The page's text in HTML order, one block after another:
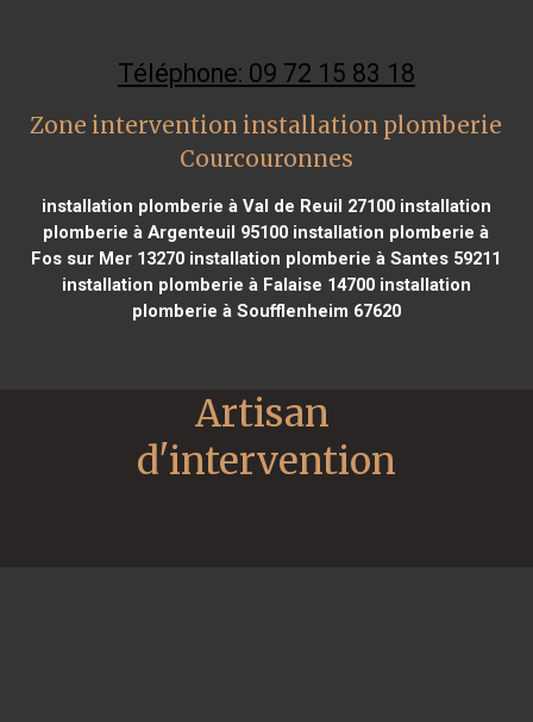
Téléphone: 09 72 15 83 18
Zone intervention installation plomberie
Courcouronnes
installation plomberie à Val de Reuil 27100installation
plomberie à Argenteuil 95100 installation plomberie à
Fos sur Mer 13270 installation plomberie à Santes 59211
installation plomberie à Falaise 14700installation
plomberie à Soufflenheim 67620
Artisan
d'intervention